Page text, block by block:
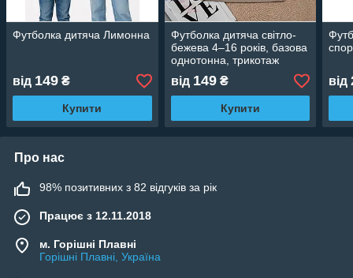
Футболка дитяча Лимонна
від 149 ₴
Купити
Футболка дитяча світло-
бежева 4–16 років, базова
однотонна, трикотаж
кулір, бавовняна
від 149₴
Купити
від
Про нас
98% позитивних з 82 відгуків за рік
Працює з 12.11.2018
м. Горішні Плавні
Горішні Плавні, Україна